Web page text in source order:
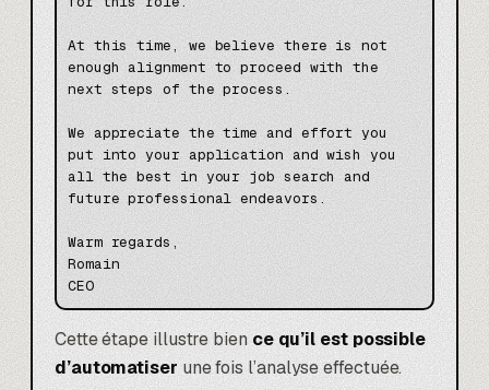
At this time, we believe there is not
enough alignment to proceed with the
next steps of the process.
We appreciate the time and effort you
put into your application and wish you
all the best in your job search and
future professional endeavors.
Warm regards,
Romain
CEO
Cette étape illustre bience qu’il est possible
d’automatiser une fois l’analyse effectuée.